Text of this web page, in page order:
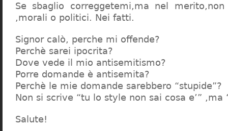
Se sbaglio correggetemi,ma nel
,morali o politici. Nei fatti.
Signor calò, perche mi offende?
Perchè sarei ipocrita?
Dove vede il mio antisemitismo?
Porre domande è antisemita?
Perchè le mie domande sarebbero “stupide”?
Non si scrive “tu lo style non sai cosa e’” ,ma
Salute!